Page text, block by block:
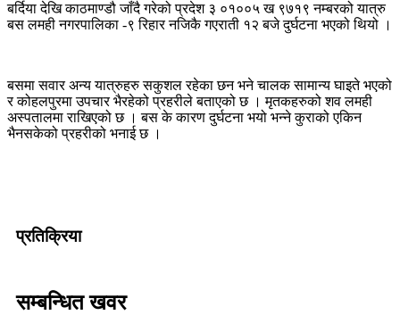
बर्दिया देखि काठमाण्डौ जाँदै गरेको प्रदेश ३ ०१००५ ख ९७१९ नम्बरको यात्रु
बस लमही नगरपालिका -९ रिहार नजिकै गएराती १२ बजे दुर्घटना भएको थियो ।
बसमा सवार अन्य यात्रुहरु सकुशल रहेका छन भने चालक सामान्य घाइते भएको
र कोहलपुरमा उपचार भैरहेको प्रहरीले बताएको छ । मृतकहरुको शव लमही
अस्पतालमा राखिएको छ । बस के कारण दुर्घटना भयो भन्ने कुराको एकिन
भैनसकेको प्रहरीको भनाई छ ।
प्रतिक्रिया
सम्बन्धित खवर